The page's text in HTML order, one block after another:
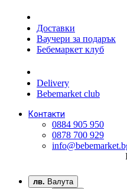
Доставки
Ваучери за подарък
Бебемаркет клуб
Delivery
Bebemarket club
Контакти
0884 905 950
0878 700 929
лв. Валута